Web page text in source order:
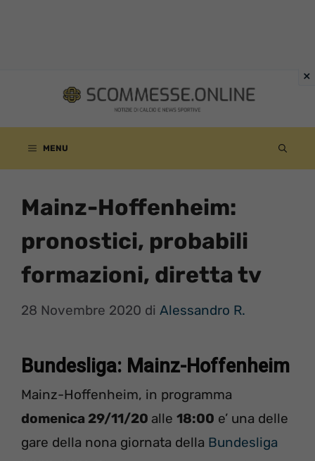
contenuto
MENU
Mainz-Hoffenheim:
pronostici, probabili
formazioni, diretta tv
28 Novembre 2020 di Alessandro R.
Bundesliga: Mainz-Hoffenheim
Mainz-Hoffenheim, in programma
domenica 29/11/20 alle 18:00 e’ una delle
gare della nona giornata della Bundesliga